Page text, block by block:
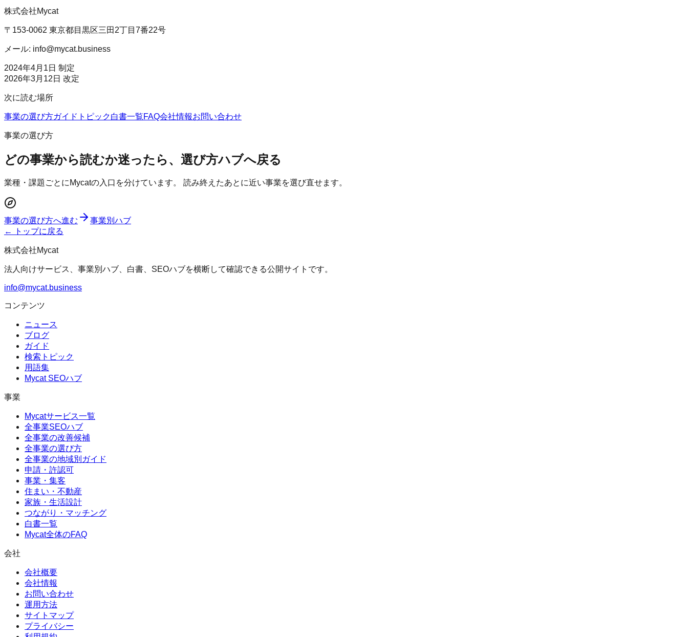
株式会社Mycat
〒153-0062 東京都目黒区三田2丁目7番22号
メール: info@mycat.business
2024年4月1日 制定
2026年3月12日 改定
次に読む場所
事業の選び方ガイド トピック白書一覧FAQ会社情報お問い合わせ
事業の選び方
どの事業から読むか迷ったら、選び方ハブへ戻る
業種・課題ごとにMycatの入口を分けています。 読み終えたあとに近い事業を選び直せます。
事業の選び方へ進む
事業別ハブ
← トップに戻る
株式会社Mycat
法人向けサービス、事業別ハブ、白書、SEOハブを横断して確認できる公開サイトです。
info@mycat.business
コンテンツ
ニュース
ブログ
ガイド
検索トピック
用語集
Mycat SEOハブ
事業
Mycatサービス一覧
全事業SEOハブ
全事業の改善候補
全事業の選び方
全事業の地域別ガイド
申請・許認可
事業・集客
住まい・不動産
家族・生活設計
つながり・マッチング
白書一覧
Mycat全体のFAQ
会社
会社概要
会社情報
お問い合わせ
運用方法
サイトマップ
プライバシー